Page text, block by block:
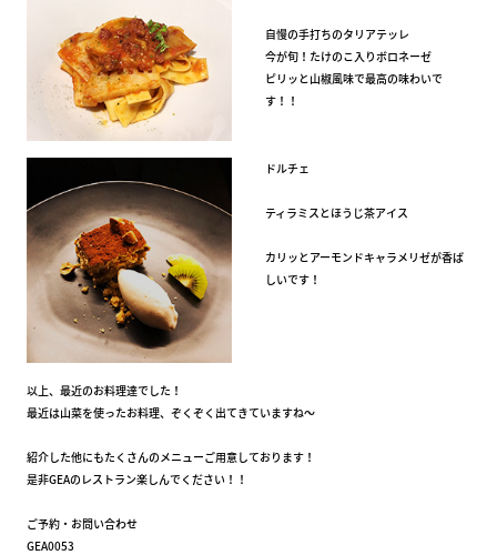
自慢の手打ちのタリアテッレ
今が旬！たけのこ入りボロネーゼ
ピリッと山椒風味で最高の味わいで
す！！
ドルチェ
ティラミスとほうじ茶アイス
カリッとアーモンドキャラメリゼが香ば
しいです！
以上、最近のお料理達でした！
最近は山菜を使ったお料理、ぞくぞく出てきていますね～
紹介した他にもたくさんのメニューご用意しております！
是非GEAのレストラン楽しんでください！！
ご予約・お問い合わせ
GEA0053